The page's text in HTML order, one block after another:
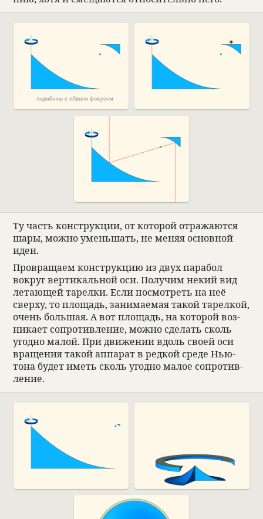
Ту часть кон­струкции, от кото­рой отражаются
шары, можно уменьшать, не меняя основ­ной
идеи.
Про­вращаем кон­струкцию из двух пара­бол
вокруг вер­ти­каль­ной оси. Полу­чим некий вид
летающей тарелки. Если посмот­реть на неё
сверху, то площадь, занима­емая такой тарел­кой,
очень большая. А вот площадь, на кото­рой воз­
ни­кает сопро­тив­ле­ние, можно сде­лать сколь
угодно малой. При движе­нии вдоль своей оси
враще­ния такой аппа­рат в ред­кой среде Нью­
тона будет иметь сколь угодно малое сопро­тив­
ле­ние.